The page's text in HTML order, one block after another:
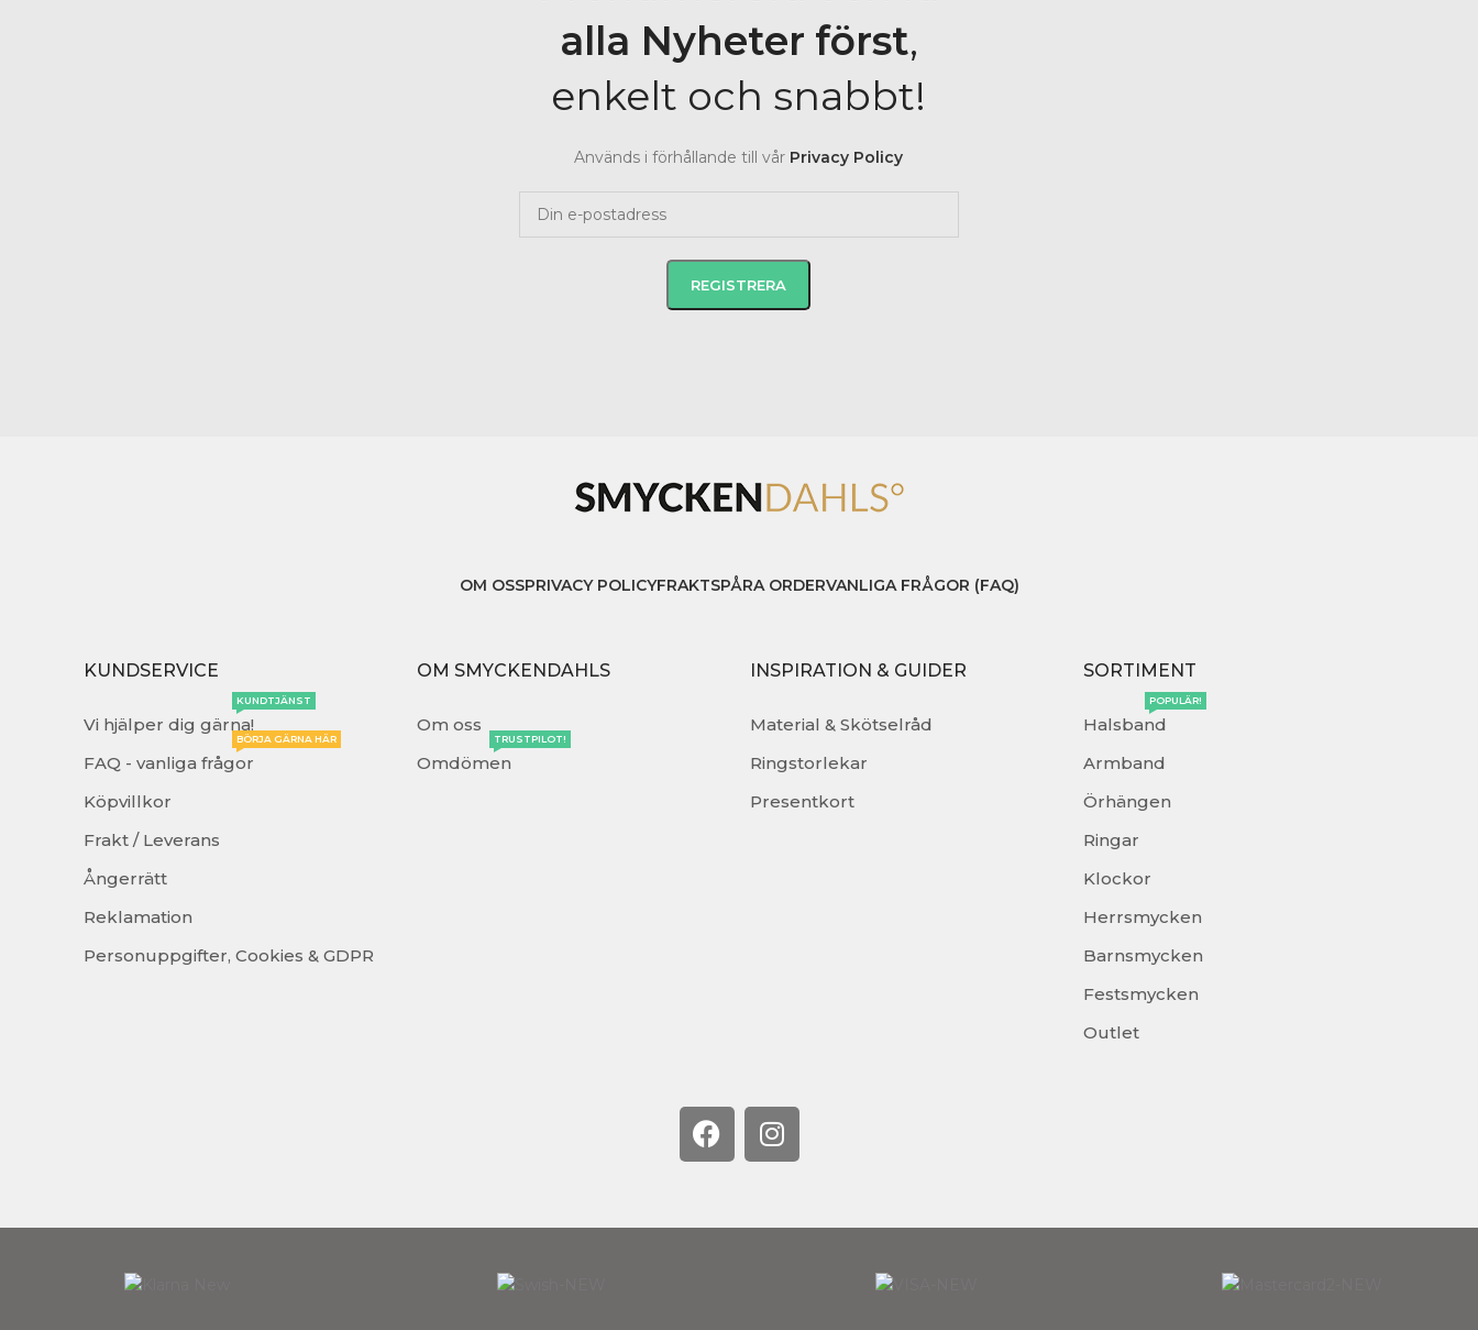
alla Nyheter först,
enkelt och snabbt!
Används i förhållande till vår Privacy Policy
OM OSSPRIVACY POLICYFRAKTSPÅRA ORDERVANLIGA FRÅGOR (FAQ)
KUNDSERVICE
Vi hjälper dig gärna!
KUNDTJÄNST
FAQ - vanliga frågor
BÖRJA GÄRNA HÄR
Köpvillkor
Frakt / Leverans
Ångerrätt
Reklamation
Personuppgifter, Cookies & GDPR
OM SMYCKENDAHLS
Om oss
Omdömen
TRUSTPILOT!
INSPIRATION & GUIDER
Material & Skötselråd
Ringstorlekar
Presentkort
SORTIMENT
Halsband
POPULÄR!
Armband
Örhängen
Ringar
Klockor
Herrsmycken
Barnsmycken
Festsmycken
Outlet